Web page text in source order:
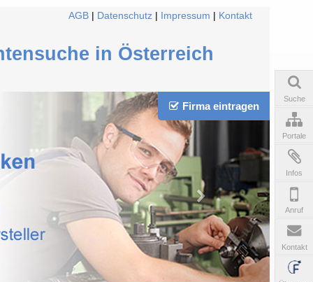
AGB Datenschutz Impressum Kontakt
in Österreich
Firma eintragen
Suche
Portale
Infos
Anruf
Kontakt